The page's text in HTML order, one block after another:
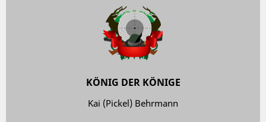
KÖNIG DER KÖNIGE
Kai (Pickel) Behrmann